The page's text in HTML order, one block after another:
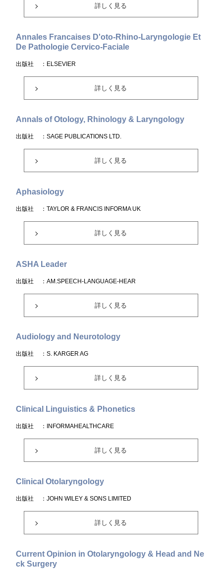
詳しく見る
Annales Francaises D'oto-Rhino-Laryngologie Et
De Pathologie Cervico-Faciale
出版社 ：ELSEVIER
詳しく見る
Annals of Otology, Rhinology & Laryngology
出版社 ：SAGE PUBLICATIONS LTD.
詳しく見る
Aphasiology
出版社 ：TAYLOR & FRANCIS INFORMA UK
詳しく見る
ASHA Leader
出版社 ：AM.SPEECH-LANGUAGE-HEAR
詳しく見る
Audiology and Neurotology
出版社 ：S. KARGER AG
詳しく見る
Clinical Linguistics & Phonetics
出版社 ：INFORMAHEALTHCARE
詳しく見る
Clinical Otolaryngology
出版社 ：JOHN WILEY & SONS LIMITED
詳しく見る
Current Opinion in Otolaryngology & Head and Ne
ck Surgery